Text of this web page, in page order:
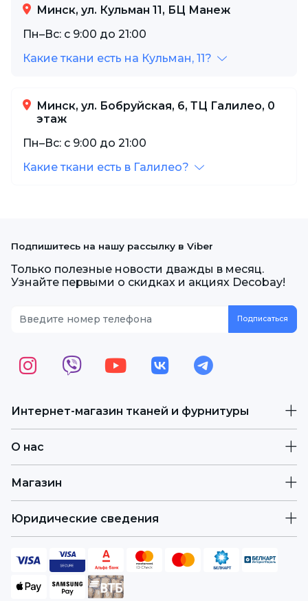
Минск, ул. Кульман 11, БЦ Манеж
Пн–Вс: с 9:00 до 21:00
Какие ткани есть на Кульман, 11?
Минск, ул. Бобруйская, 6, ТЦ Галилео, 0
этаж
Пн–Вс: с 9:00 до 21:00
Какие ткани есть в Галилео?
Интернет-магазин тканей и фурнитуры
О нас
Магазин
Юридические сведения
Подпишитесь на нашу рассылку в Viber
Только полезные новости дважды в месяц.
Узнайте первыми о скидках и акциях Decobay!